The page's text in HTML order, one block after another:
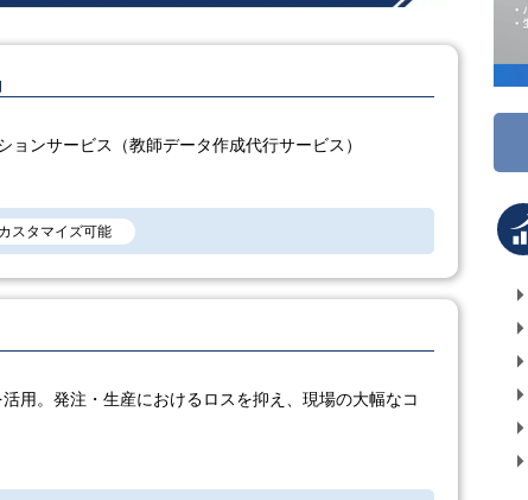
ンサービス（教師データ作成代行サービス）
カスタマイズ可能
用。発注・生産におけるロスを抑え、現場の大幅なコ